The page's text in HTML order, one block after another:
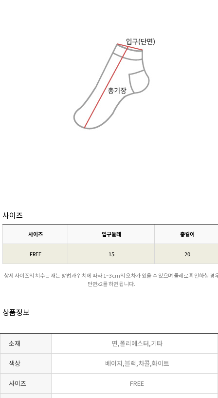
사이즈
사이즈 입구둘레 총길이
FREE 15 20
상세 사이즈의 치수는 재는 방법과 위치에 따라 1~3cm의 오차가 있을 수 있으며 둘레로 확인하실 경
단면x2를 하면 됩니다.
상품정보
소재 면,폴리에스터,기타
색상 베이지,블랙,차콜,화이트
사이즈 FREE